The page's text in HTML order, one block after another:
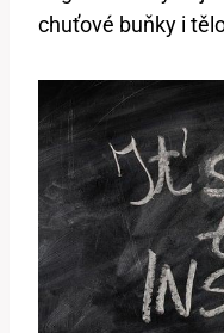
chuťové buňky i